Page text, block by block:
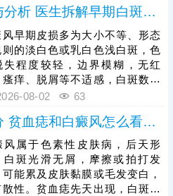
病程、体质科
扩散。可以做伍德灯、三维皮
检查诊断，分析白斑是什么，了
斑形成原因。再针对性的制定治
理方案，助力白斑稳步着色。
白癜风早期症状图片与分析 医生拆解早期白斑识别逻辑
风早期皮损多为大小不等、形态
则的淡白色或乳白色浅白斑，色
失程度较轻，边界模糊，无红
瘙痒、脱屑等不适感，白斑数量
面积小，扩散速度较慢。临床
病症状与早期白斑高度相似，
误判，需结合科学检查区分，避
诊误治。早期是白癜风治疗的黄
口期，此时皮肤黑色素细胞受损
，干预后复色效果好、复色率
08-02 63
白癜风图片鉴别与区分 贫血痣和白癜风怎么看图分
风属于色素性皮肤病，后天形
白斑光滑无屑，摩擦或拍打发
能累及皮肤黏膜或毛发变白，
散性。贫血痣先天出现，白斑局